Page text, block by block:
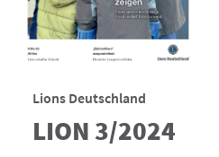
Lions Deutschland
LION 3/2024